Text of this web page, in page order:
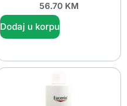
56.70 KM
Dodaj u korpu